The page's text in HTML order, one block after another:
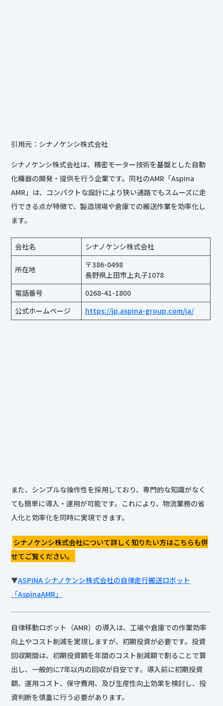
化機器の開発・提供を行う企業です。同社のAMR「Aspina
AMR」は、コンパクトな設計により狭い通路でもスムーズに走
行できる点が特徴で、製造現場や倉庫での搬送作業を効率化し
ます。
会社名
所在地
〒386-0498
長野県上田市上丸子1078
電話番号
0268-41-1800
公式ホームページ
https://jp.aspina-group.com/ja/
人化と効率化を同時に実現できます。
シナノケンシ株式会社について詳しく知りたい方はこちらも併
▼ASPINA シナノケンシ株式会社の自律走行搬送ロボット
自律移動ロボット（AMR）の導入は、工場や倉庫での作業効率
向上やコスト削減を実現しますが、初期投資が必要です。投資
回収期間は、初期投資額を年間のコスト削減額で割ることで算
出し、一般的に7年以内の回収が目安です。導入前に初期投資
額、運用コスト、保守費用、及び生産性向上効果を検討し、投
資判断を慎重に行う必要があります。
AMRによる人件費削減効果も重要で、従業員の作業時間削減や